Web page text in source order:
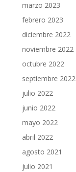
marzo 2023
febrero 2023
diciembre 2022
noviembre 2022
octubre 2022
septiembre 2022
julio 2022
junio 2022
mayo 2022
abril 2022
agosto 2021
julio 2021